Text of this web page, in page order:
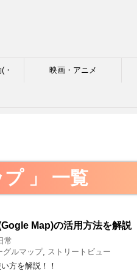
・
格
映画・アニメ
プ 」 一覧
Map)の活用方法を解説
常
グルマップ, ストリートビュー
方を解説！！